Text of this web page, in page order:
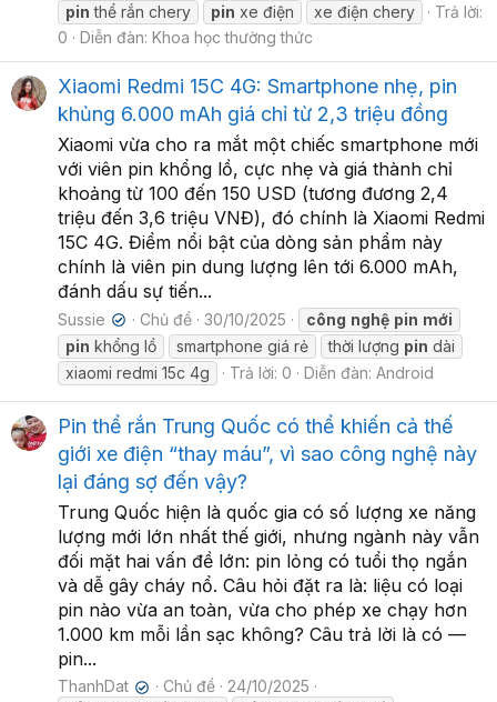
pin thể rắn chery pin xe điện xe điện chery
Trả lời:
0
Diễn đàn: Khoa học thường thức
Xiaomi Redmi 15C 4G: Smartphone nhẹ, pin
khủng 6.000 mAh giá chỉ từ 2,3 triệu đồng
Xiaomi vừa cho ra mắt một chiếc smartphone mới
với viên pin khổng lồ, cực nhẹ và giá thành chỉ
khoảng từ 100 đến 150 USD (tương đương 2,4
triệu đến 3,6 triệu VNĐ), đó chính là Xiaomi Redmi
15C 4G. Điểm nổi bật của dòng sản phẩm này
chính là viên pin dung lượng lên tới 6.000 mAh,
đánh dấu sự tiến...
Sussie ✔ Chủ đề 30/10/2025 công nghệ pin mới
pin khổng lồ smartphone giá rẻ thời lượng pin dài
xiaomi redmi 15c 4g
Trả lời: 0 Diễn đàn: Android
Pin thể rắn Trung Quốc có thể khiến cả thế
giới xe điện “thay máu”, vì sao công nghệ này
lại đáng sợ đến vậy?
Trung Quốc hiện là quốc gia có số lượng xe năng
lượng mới lớn nhất thế giới, nhưng ngành này vẫn
đối mặt hai vấn đề lớn: pin lỏng có tuổi thọ ngắn
và dễ gây cháy nổ. Câu hỏi đặt ra là: liệu có loại
pin nào vừa an toàn, vừa cho phép xe chạy hơn
1.000 km mỗi lần sạc không? Câu trả lời là có —
pin...
ThanhDat ✔ Chủ đề
24/10/2025